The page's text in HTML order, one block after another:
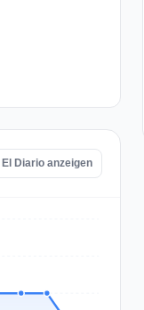
Diario anzeigen